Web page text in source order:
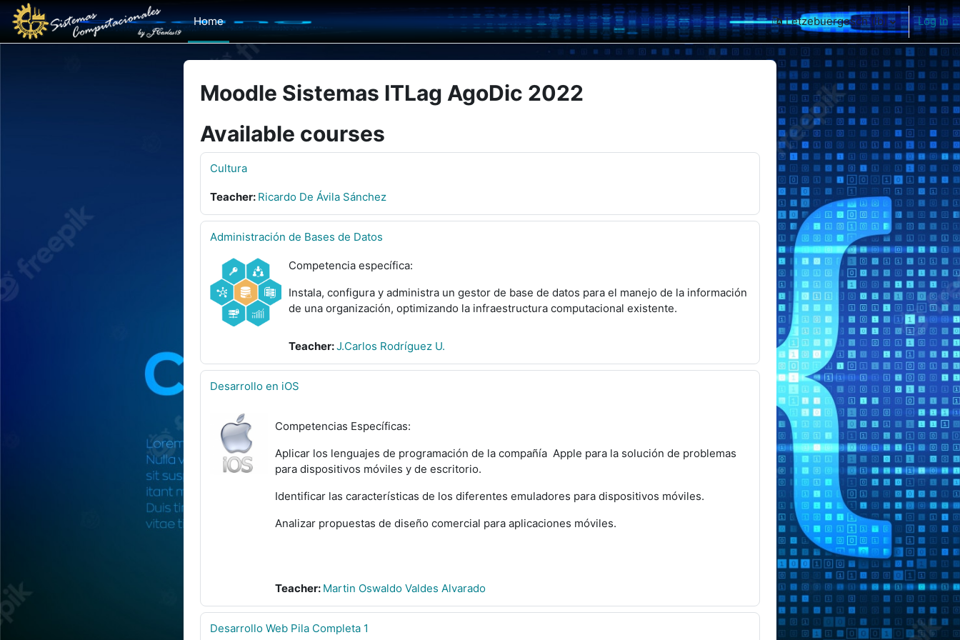
Wiessel an den Haaptberäich
Home
Lëtzebuergesch ‎(lb)‎ Log in
Moodle Sistemas ITLag AgoDic 2022
Available courses
Cultura
Teacher: Ricardo De Ávila Sánchez
Administración de Bases de Datos
Competencia específica:
Instala, configura y administra un gestor de base de datos para el manejo de la información
de una organización, optimizando la infraestructura computacional existente.
Teacher:J.Carlos Rodríguez U.
Desarrollo en iOS
Competencias Específicas:
Aplicar los lenguajes de programación de la compañía Apple para la solución de problemas
para dispositivos móviles y de escritorio.
Identificar las características de los diferentes emuladores para dispositivos móviles.
Analizar propuestas de diseño comercial para aplicaciones móviles.
Teacher: Martin Oswaldo Valdes Alvarado
Desarrollo Web Pila Completa 1